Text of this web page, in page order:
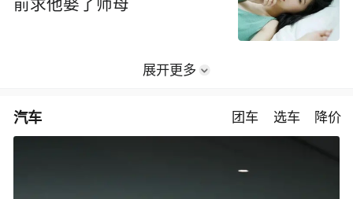
前求他娶了师母
展开更多
汽车 团车 选车 降价